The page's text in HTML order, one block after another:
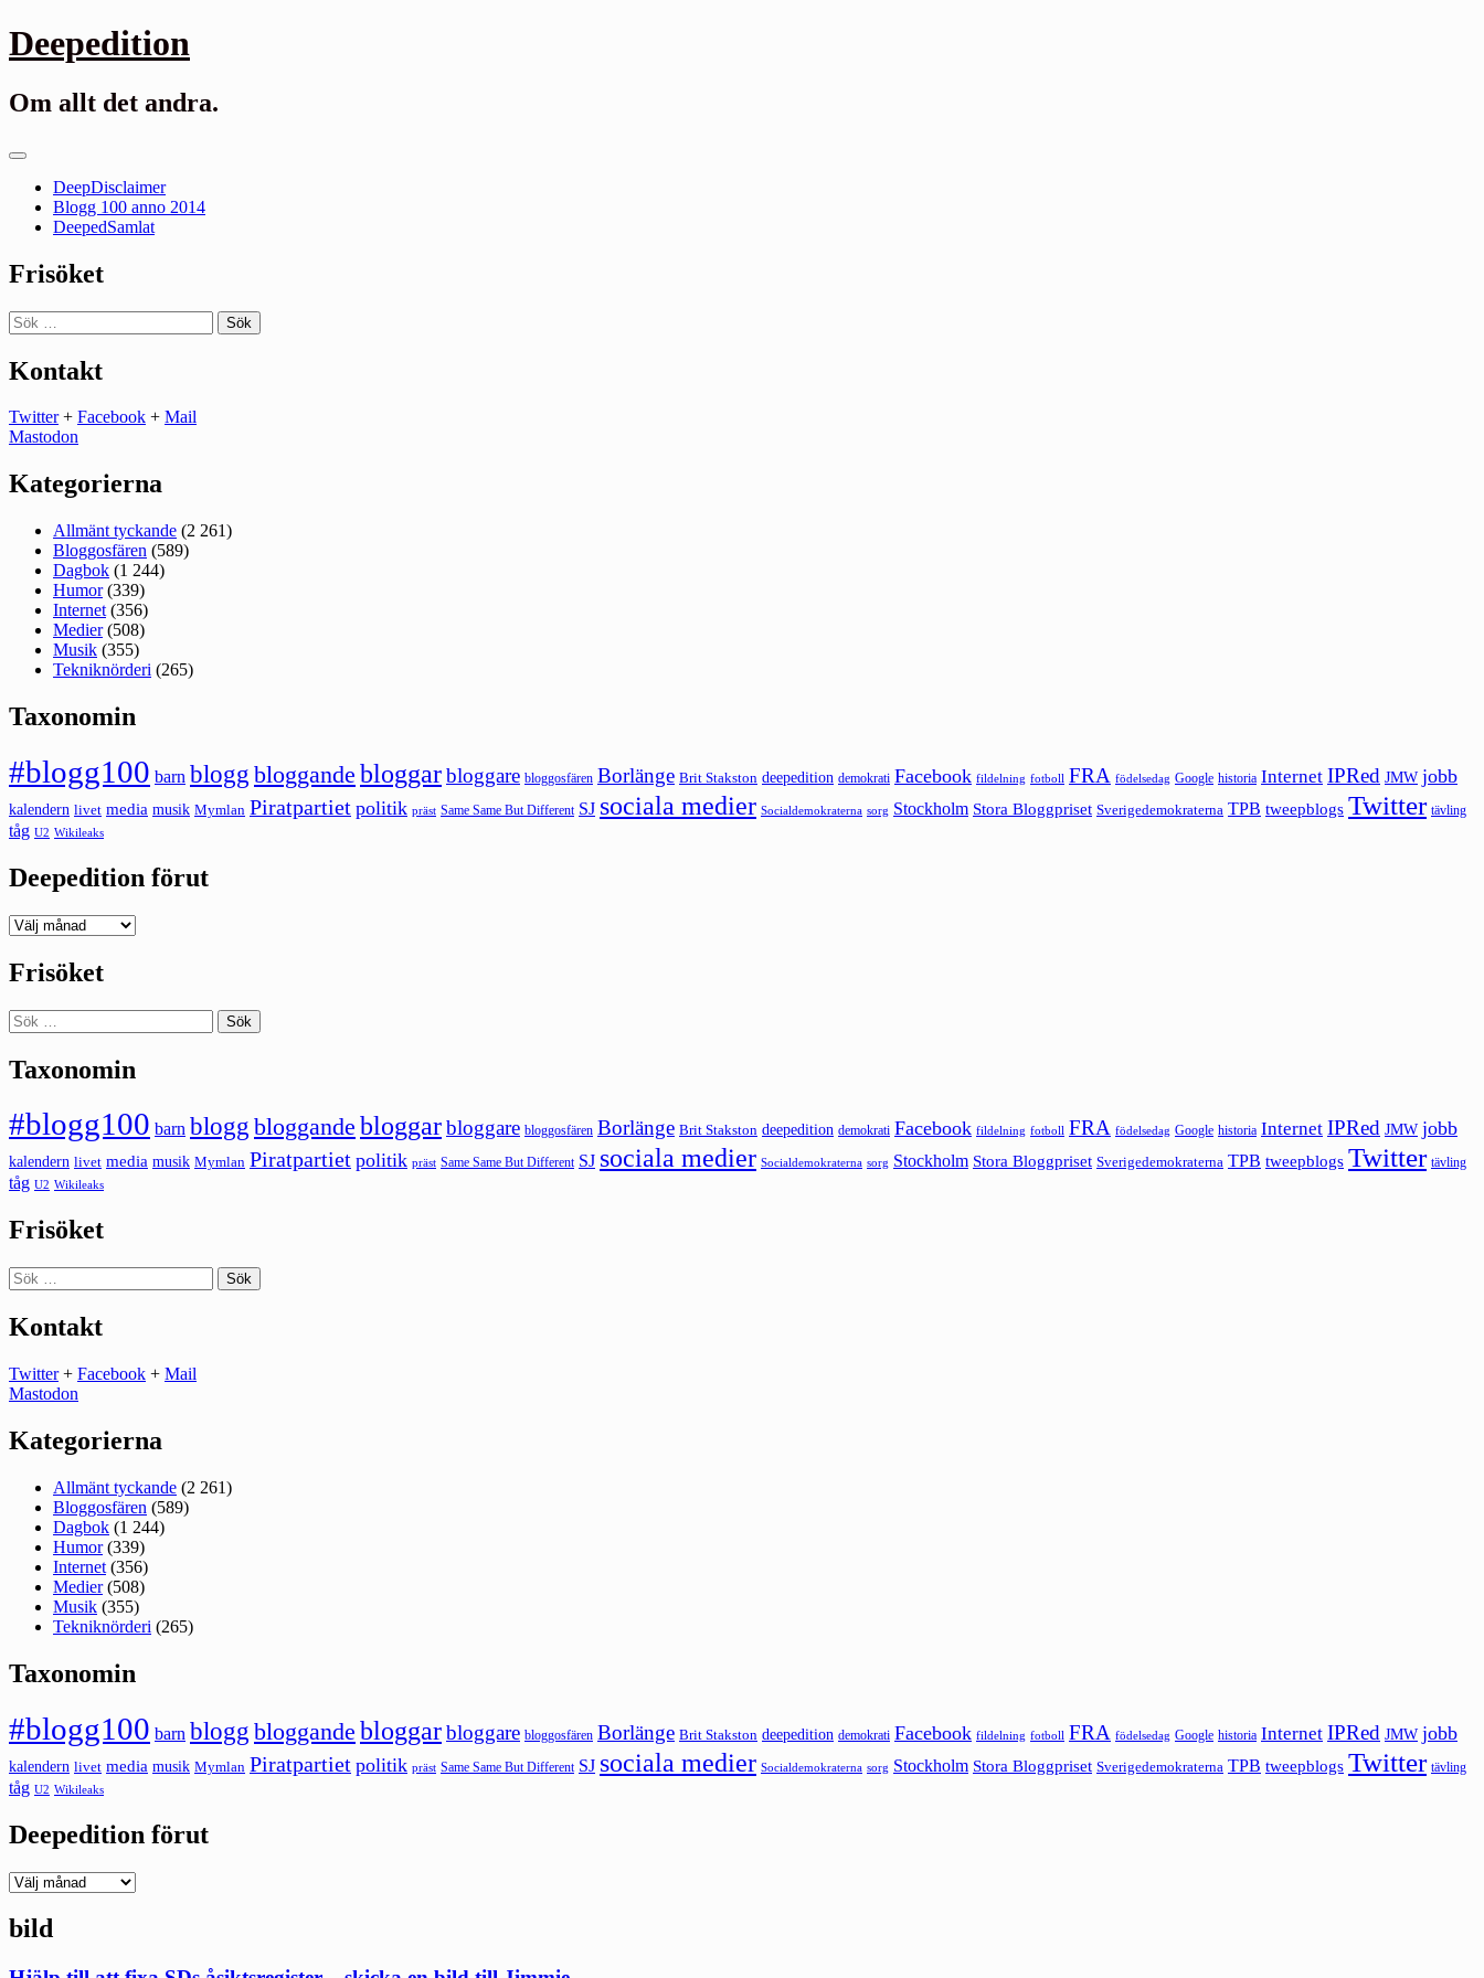
Gå
till
Deepedition
Om allt det andra.
Primär
DeepDisclaimer
Blogg 100 anno 2014
DeepedSamlat
Frisöket
Sök
efter:
Kontakt
Twitter+ Facebook + Mail
Mastodon
Kategorierna
Allmänt tyckande (2 261)
Bloggosfären (589)
Dagbok (1 244)
Humor(339)
Internet (356)
Medier(508)
Musik (355)
Tekniknörderi (265)
Taxonomin
#blogg100 barn blogg bloggande bloggarbloggare bloggosfären Borlänge Brit Stakston deepedition demokrati Facebook fildelning fotboll FRA födelsedag Google historia Internet IPRed JMW jobb
kalendern livet media musik Mymlan Piratpartiet politik präst Same Same But Different SJ sociala medier Socialdemokraterna sorg Stockholm Stora Bloggpriset Sverigedemokraterna TPB tweepblogs Twitter tävling
tåg U2 Wikileaks
Deepedition förut
Deepedition
Frisöket
Sök
efter:
Taxonomin
#blogg100 barn blogg bloggande bloggarbloggare bloggosfären Borlänge Brit Stakston deepedition demokrati Facebook fildelning fotboll FRA födelsedag Google historia Internet IPRed JMW jobb
kalendern livet media musik Mymlan Piratpartiet politik präst Same Same But Different SJ sociala medier Socialdemokraterna sorg Stockholm Stora Bloggpriset Sverigedemokraterna TPB tweepblogs Twitter tävling
tåg U2 Wikileaks
Frisöket
Sök
efter:
Kontakt
Twitter+ Facebook + Mail
Mastodon
Kategorierna
Allmänt tyckande (2 261)
Bloggosfären (589)
Dagbok (1 244)
Humor(339)
Internet (356)
Medier(508)
Musik (355)
Tekniknörderi (265)
Taxonomin
#blogg100 barn blogg bloggande bloggarbloggare bloggosfären Borlänge Brit Stakston deepedition demokrati Facebook fildelning fotboll FRA födelsedag Google historia Internet IPRed JMW jobb
kalendern livet media musik Mymlan Piratpartiet politik präst Same Same But Different SJ sociala medier Socialdemokraterna sorg Stockholm Stora Bloggpriset Sverigedemokraterna TPB tweepblogs Twitter tävling
tåg U2 Wikileaks
Deepedition förut
Deepedition
bild